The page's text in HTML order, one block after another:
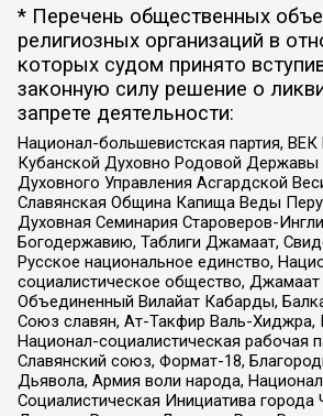
* Перечень общественных
религиозных организаций в
которых судом принято
законную силу решение о
запрете деятельности:
Национал-большевистская партия,
Кубанской Духовно Родовой Державы
Духовного Управления Асгардской
Славянская Община Капища Веды
Духовная Семинария Староверов-
Богодержавию, Таблиги Джамаат,
Русское национальное единство,
социалистическое общество, Джамаат
Объединенный Вилайат Кабарды,
Союз славян, Ат-Такфир Валь-Хиджра,
Национал-социалистическая рабочая
Славянский союз, Формат-18,
Дьявола, Армия воли народа,
Социалистическая Инициатива города